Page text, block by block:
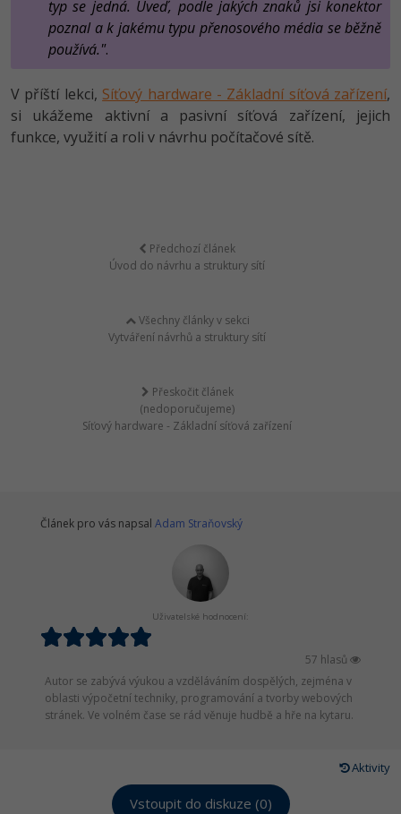
typ se jedná. Uveď, podle jakých znaků jsi konektor
poznal a k jakému typu přenosového média se běžně
používá.".
V příští lekci, Síťový hardware - Základní síťová zařízení,
si ukážeme aktivní a pasivní síťová zařízení, jejich
funkce, využití a roli v návrhu počítačové sítě.
Předchozí článek
Úvod do návrhu a struktury sítí
Všechny články v sekci
Vytváření návrhů a struktury sítí
Přeskočit článek
(nedoporučujeme)
Síťový hardware - Základní síťová zařízení
Článek pro vás napsal Adam Straňovský
Uživatelské hodnocení:
57 hlasů
Autor se zabývá výukou a vzděláváním dospělých, zejména v
oblasti výpočetní techniky, programování a tvorby webových
stránek. Ve volném čase se rád věnuje hudbě a hře na kytaru.
Aktivity
Vstoupit do diskuze (0)